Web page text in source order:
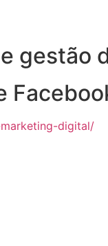
gestão
digital/